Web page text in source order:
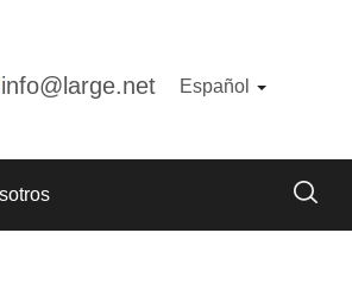
info@large.net Español